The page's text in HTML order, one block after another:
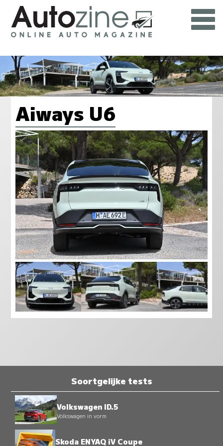
Aiways U6
Soortgelijke tests
Volkswagen ID.5
Volkswagen in vorm
Skoda ENYAQ iV Coupe